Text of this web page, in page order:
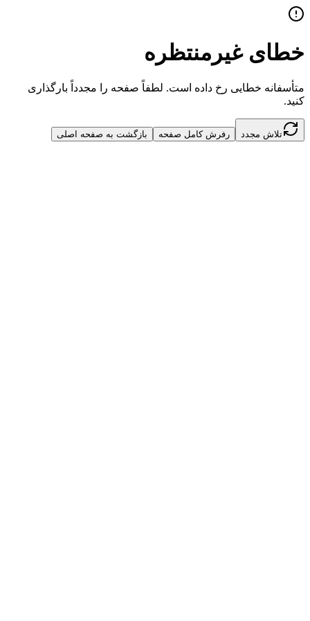
خطای غیرمنتظره
متأسفانه خطایی رخ داده است. لطفاً صفحه را مجدداً بارگذاری
کنید.
تلاش مجدد رفرش کامل صفحه بازگشت به صفحه اصلی